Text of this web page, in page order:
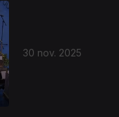
30 nov. 2025